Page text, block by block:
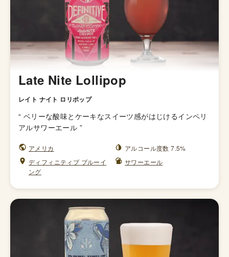
Late Nite Lollipop
レイト ナイト ロリポップ
“ ベリーな酸味とケーキなスイーツ感がはじけるインペリ
アルサワーエール ”
アメリカ
アルコール度数 7.5%
ディフィニティブ ブルーイ
ング
サワーエール